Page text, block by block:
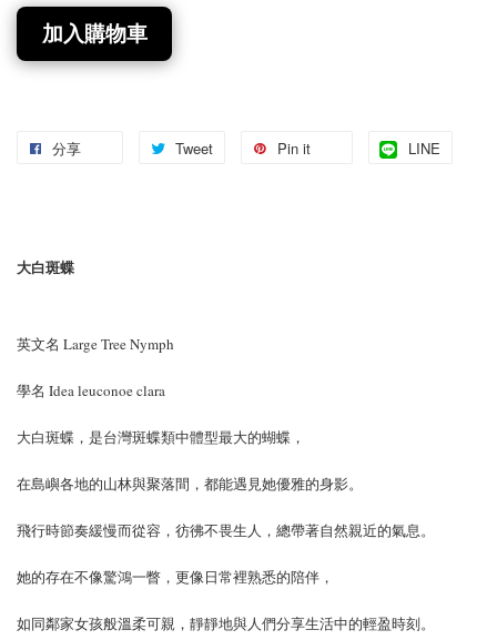
加入購物車
分享 Tweet Pin it LINE
大白斑蝶
英文名 Large Tree Nymph
學名 Idea leuconoe clara
大白斑蝶，是台灣斑蝶類中體型最大的蝴蝶，
在島嶼各地的山林與聚落間，都能遇見她優雅的身影。
飛行時節奏緩慢而從容，彷彿不畏生人，總帶著自然親近的氣息。
她的存在不像驚鴻一瞥，更像日常裡熟悉的陪伴，
如同鄰家女孩般溫柔可親，靜靜地與人們分享生活中的輕盈時刻。